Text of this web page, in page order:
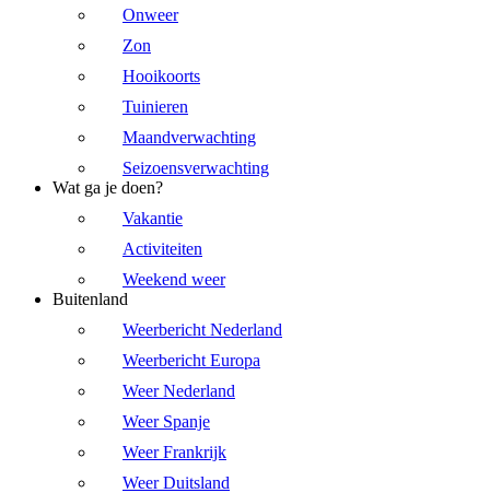
Onweer
Zon
Hooikoorts
Tuinieren
Maandverwachting
Seizoensverwachting
Wat ga je doen?
Vakantie
Activiteiten
Weekend weer
Buitenland
Weerbericht Nederland
Weerbericht Europa
Weer Nederland
Weer Spanje
Weer Frankrijk
Weer Duitsland